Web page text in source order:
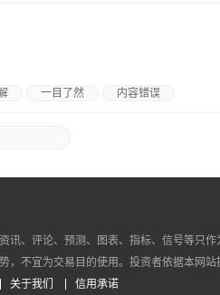
一目了然 内容错误
讯、评论、预测、图表、指标、信号等只
，不宜为交易目的使用。投资者依据本网
关于我们 信用承诺